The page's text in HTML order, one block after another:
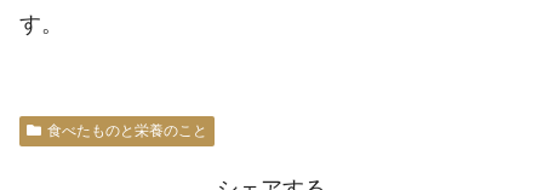
す。
食べたものと栄養のこと